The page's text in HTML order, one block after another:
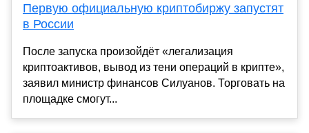
Первую официальную криптобиржу запустят
в России
После запуска произойдёт «легализация
криптоактивов, вывод из тени операций в крипте»,
заявил министр финансов Силуанов. Торговать на
площадке смогут...